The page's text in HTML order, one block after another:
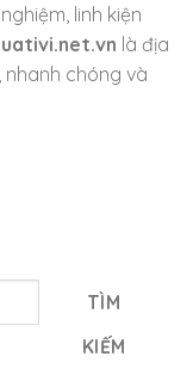
linh kiện
là địa
nhanh chóng và
TÌM
KIẾM